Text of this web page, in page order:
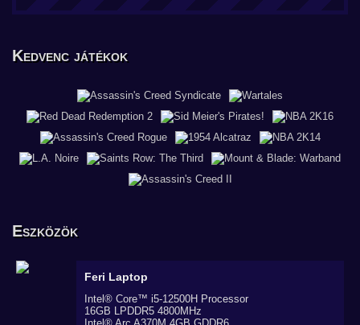
Kedvenc játékok
Eszközök
Feri Laptop
Intel® Core™ i5-12500H Processor
16GB LPDDR5 4800MHz